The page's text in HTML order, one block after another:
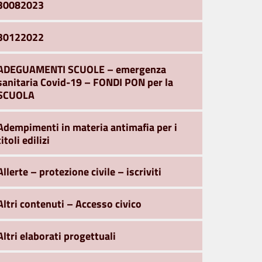
SCUOLE – emergenza
Covid-19 – FONDI PON per la
in materia antimafia per i
edilizi
– protezione civile – iscriviti
contenuti – Accesso civico
elaborati progettuali